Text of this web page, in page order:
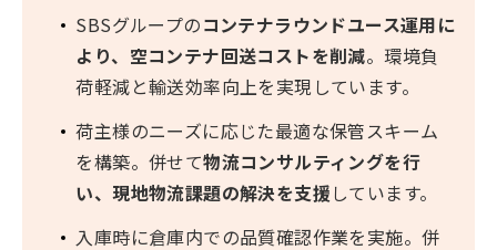
SBSグループのコンテナラウンドユース運用に
より、空コンテナ回送コストを削減。環境負
荷軽減と輸送効率向上を実現しています。
荷主様のニーズに応じた最適な保管スキーム
を構築。併せて物流コンサルティングを行
い、現地物流課題の解決を支援しています。
入庫時に倉庫内での品質確認作業を実施。併